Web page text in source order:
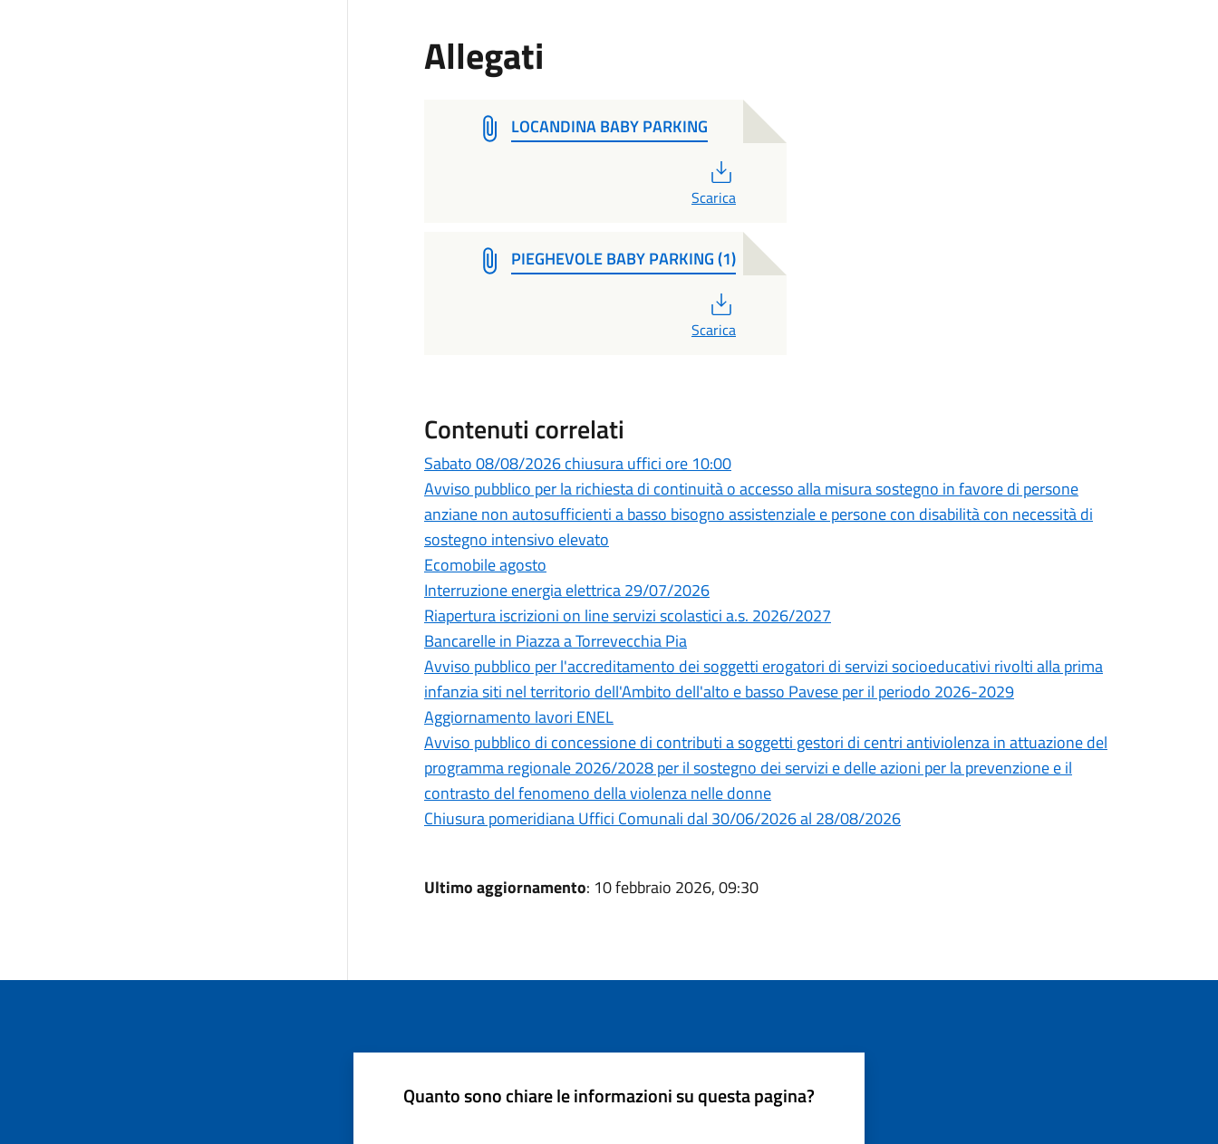
Allegati
LOCANDINA BABY PARKING
Scarica
PIEGHEVOLE BABY PARKING (1)
Scarica
Contenuti correlati
Sabato 08/08/2026 chiusura uffici ore 10:00
Avviso pubblico per la richiesta di continuità o accesso alla misura sostegno in favore di persone
anziane non autosufficienti a basso bisogno assistenziale e persone con disabilità con necessità di
sostegno intensivo elevato
Ecomobile agosto
Interruzione energia elettrica 29/07/2026
Riapertura iscrizioni on line servizi scolastici a.s. 2026/2027
Bancarelle in Piazza a Torrevecchia Pia
Avviso pubblico per l'accreditamento dei soggetti erogatori di servizi socioeducativi rivolti alla prima
infanzia siti nel territorio dell'Ambito dell'alto e basso Pavese per il periodo 2026-2029
Aggiornamento lavori ENEL
Avviso pubblico di concessione di contributi a soggetti gestori di centri antiviolenza in attuazione del
programma regionale 2026/2028 per il sostegno dei servizi e delle azioni per la prevenzione e il
contrasto del fenomeno della violenza nelle donne
Chiusura pomeridiana Uffici Comunali dal 30/06/2026 al 28/08/2026
Ultimo aggiornamento: 10 febbraio 2026, 09:30
Quanto sono chiare le informazioni su questa pagina?